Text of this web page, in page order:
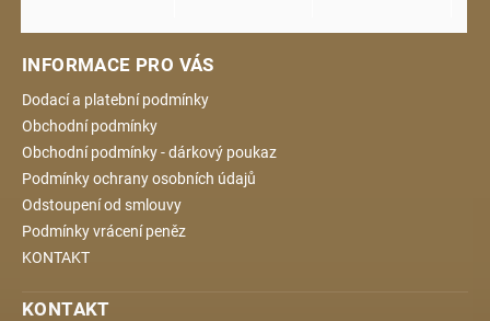
INFORMACE PRO VÁS
Dodací a platební podmínky
Obchodní podmínky
Obchodní podmínky - dárkový poukaz
Podmínky ochrany osobních údajů
Odstoupení od smlouvy
Podmínky vrácení peněz
KONTAKT
KONTAKT